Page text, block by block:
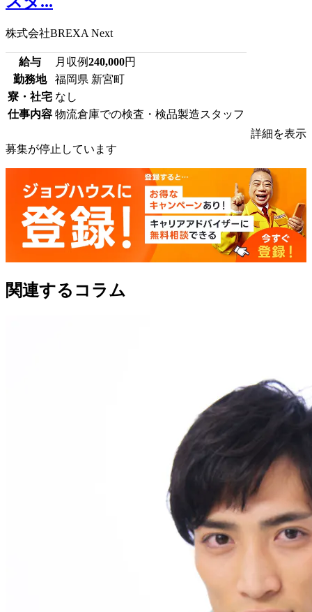
株式会社BREXA Next
給与 月収例240,000円
勤務地
福岡県 新宮町
寮・社宅 なし
仕事内容 物流倉庫での検査・検品製造スタッフ
詳細を表示
募集が停止しています
関連するコラム